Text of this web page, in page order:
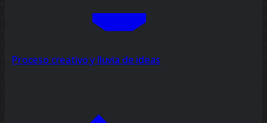
Proceso creativo y lluvia de ideas